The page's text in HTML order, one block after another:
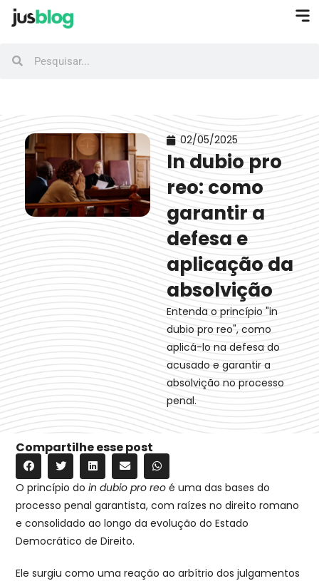
02/05/2025
In dubio pro
reo: como
garantir a
defesa e
aplicação da
absolvição
Entenda o princípio "in
dubio pro reo", como
aplicá-lo na defesa do
acusado e garantir a
absolvição no processo
penal.
Compartilhe esse post
O princípio doin dubio pro reo é uma das bases do
processo penal garantista, com raízes no direito romano
e consolidado ao longo da evolução do Estado
Democrático de Direito.
Ele surgiu como uma reação ao arbítrio dos julgamentos